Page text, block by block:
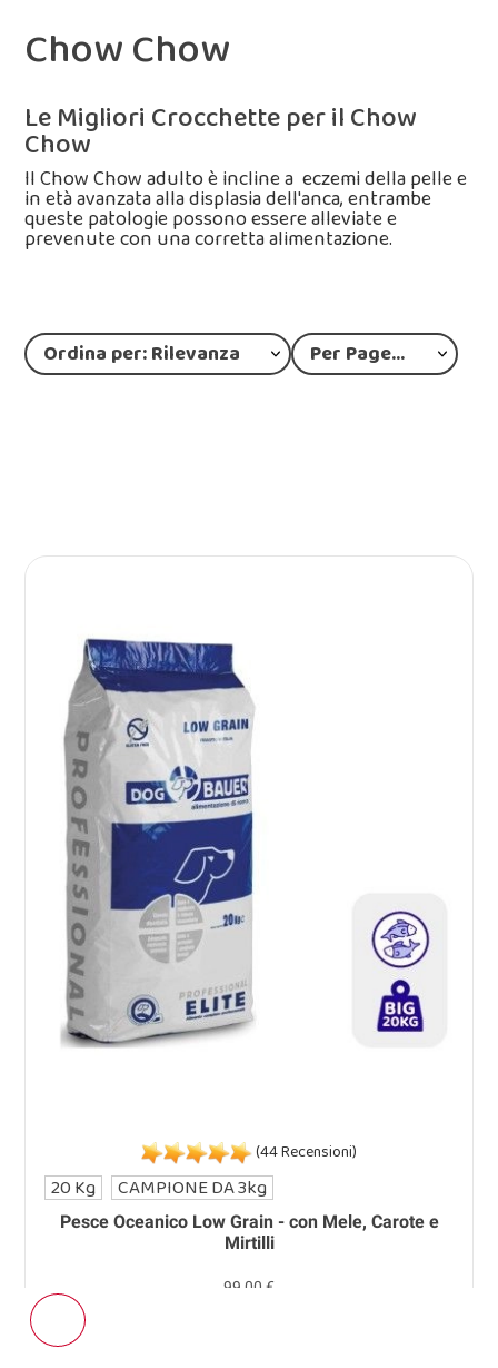
Chow Chow
Le Migliori Crocchette per il Chow
Chow
Il Chow Chow adulto è incline a eczemi della pelle e
in età avanzata alla displasia dell'anca, entrambe
queste patologie possono essere alleviate e
prevenute con una corretta alimentazione.
Ordina per: Rilevanza Per Page: 12
Pesce Oceanico Low Grain - con Mele, Carote e
Mirtilli
(44 Recensioni)
99,00 €
20 Kg CAMPIONE DA 3kg